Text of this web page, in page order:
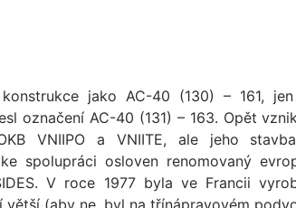
jako AC-40 (130) – 161,
označení AC-40 (131) – 163. Opět
VNIIPO a VNIITE, ale jeho
spolupráci osloven renomovaný
V roce 1977 byla ve Francii